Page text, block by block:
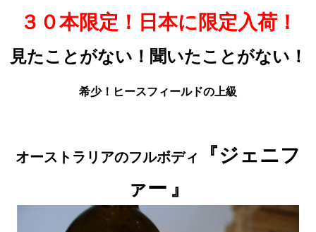
３０本限定！日本に限定入荷！
見たことがない！聞いたことがない！
希少！ヒースフィールドの上級
オーストラリアのフルボディ 『ジェニフ
ァー 』